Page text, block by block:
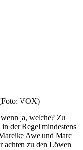
VOX)
ja, welche? Zu
der Regel mindestens
Awe und Marc
achten zu den Löwen